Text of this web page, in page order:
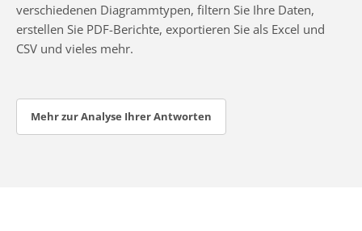
verschiedenen Diagrammtypen, filtern Sie Ihre Daten,
erstellen Sie PDF-Berichte, exportieren Sie als Excel und
CSV und vieles mehr.
Mehr zur Analyse Ihrer Antworten